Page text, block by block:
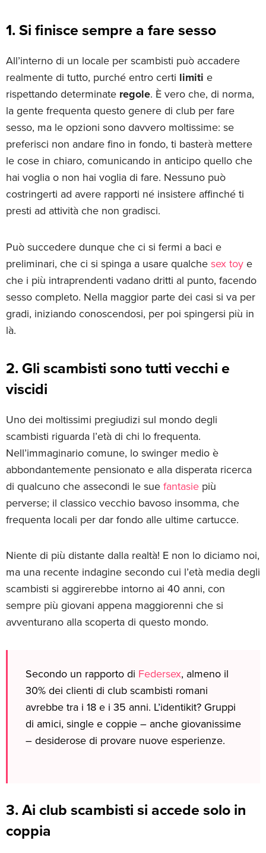
1. Si finisce sempre a fare sesso
All’interno di un locale per scambisti può accadere
realmente di tutto, purché entro certi limiti e
rispettando determinate regole. È vero che, di norma,
la gente frequenta questo genere di club per fare
sesso, ma le opzioni sono davvero moltissime: se
preferisci non andare fino in fondo, ti basterà mettere
le cose in chiaro, comunicando in anticipo quello che
hai voglia o non hai voglia di fare. Nessuno può
costringerti ad avere rapporti né insistere affinché ti
presti ad attività che non gradisci.
Può succedere dunque che ci si fermi a baci e
preliminari, che ci si spinga a usare qualche sex toy e
che i più intraprendenti vadano dritti al punto, facendo
sesso completo. Nella maggior parte dei casi si va per
gradi, iniziando conoscendosi, per poi spingersi più in
là.
2. Gli scambisti sono tutti vecchi e
viscidi
Uno dei moltissimi pregiudizi sul mondo degli
scambisti riguarda l’età di chi lo frequenta.
Nell’immaginario comune, lo swinger medio è
abbondantemente pensionato e alla disperata ricerca
di qualcuno che assecondi le sue fantasie più
perverse; il classico vecchio bavoso insomma, che
frequenta locali per dar fondo alle ultime cartucce.
Niente di più distante dalla realtà! E non lo diciamo noi,
ma una recente indagine secondo cui l’età media degli
scambisti si aggirerebbe intorno ai 40 anni, con
sempre più giovani appena maggiorenni che si
avventurano alla scoperta di questo mondo.
Secondo un rapporto di Federsex, almeno il
30% dei clienti di club scambisti romani
avrebbe tra i 18 e i 35 anni. L’identikit? Gruppi
di amici, single e coppie – anche giovanissime
– desiderose di provare nuove esperienze.
3. Ai club scambisti si accede solo in
coppia